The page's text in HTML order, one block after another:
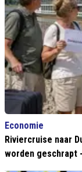
Economie
Riviercruise naar
worden geschrapt